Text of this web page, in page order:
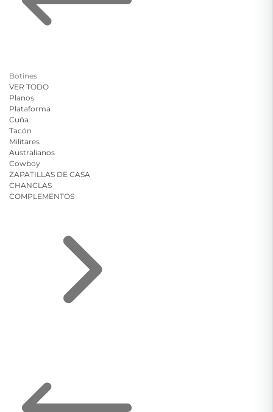
Botines
VER TODO
Planos
Plataforma
Cuña
Tacón
Militares
Australianos
Cowboy
ZAPATILLAS DE CASA
CHANCLAS
COMPLEMENTOS